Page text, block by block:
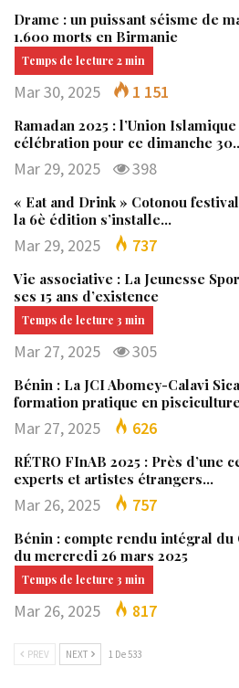
Drame : un puissant séisme de
1.600 morts en Birmanie
Mar 30, 2025 1 151
Ramadan 2025 : l’Union
célébration pour ce dimanche
Mar 29, 2025 398
« Eat and Drink » Cotonou
la 6è édition s’installe…
Mar 29, 2025 737
Vie associative : La Jeunesse
ses 15 ans d’existence
Mar 27, 2025 305
Bénin : La JCI Abomey-Calavi
formation pratique en
Mar 27, 2025 626
RÉTRO FInAB 2025 : Près d’une
experts et artistes étrangers…
Mar 26, 2025 757
Bénin : compte rendu intégral
du mercredi 26 mars 2025
Mar 26, 2025 817
PREV NEXT 1 De 533